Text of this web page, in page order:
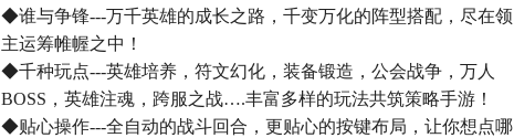
◆谁与争锋---万千英雄的成长之路，千变万化的阵型搭配，尽在领
主运筹帷幄之中！
◆千种玩点---英雄培养，符文幻化，装备锻造，公会战争，万人
BOSS，英雄注魂，跨服之战….丰富多样的玩法共筑策略手游！
◆贴心操作---全自动的战斗回合，更贴心的按键布局，让你想点哪